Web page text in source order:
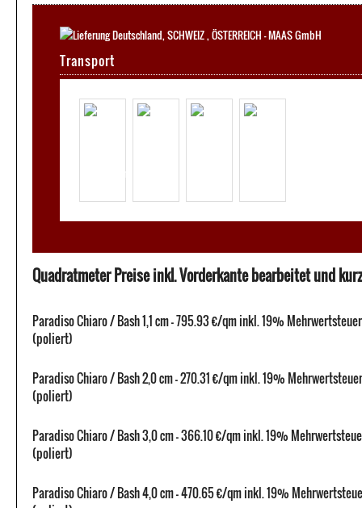
Transport
Quadratmeter Preise inkl. Vorderkante bearbeitet und
Paradiso Chiaro / Bash 1,1 cm - 795.93 €/qm inkl. 19% Mehrwertsteuer
(poliert)
Paradiso Chiaro / Bash 2,0 cm - 270.31 €/qm inkl. 19% Mehrwertsteuer
(poliert)
Paradiso Chiaro / Bash 3,0 cm - 366.10 €/qm inkl. 19%
(poliert)
Paradiso Chiaro / Bash 4,0 cm - 470.65 €/qm inkl. 19%